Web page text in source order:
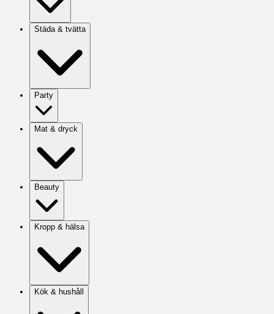
Städa & tvätta
Party
Mat & dryck
Beauty
Kropp & hälsa
Kök & hushåll